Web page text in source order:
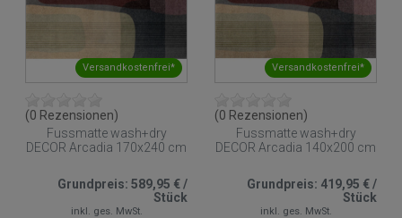
Versandkostenfrei*
(0 Rezensionen)
Fussmatte wash+dry
DECOR Arcadia 170x240 cm
Grundpreis: 589,95 €/
Stück
inkl. ges. MwSt.
Versandkostenfrei*
(0 Rezensionen)
Fussmatte wash+dry
DECOR Arcadia 140x200 cm
Grundpreis: 419,95 €/
Stück
inkl. ges. MwSt.